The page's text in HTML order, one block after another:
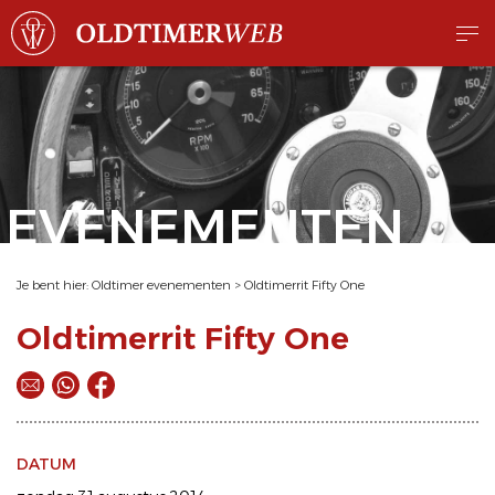
EVENEMENTEN
Je bent hier: Oldtimer evenementen > Oldtimerrit Fifty One
Oldtimerrit Fifty One
DATUM